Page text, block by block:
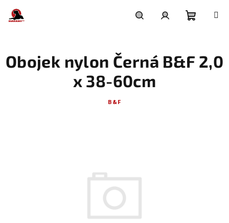
obsah
košík
Obojek nylon Černá B&F 2,0
x 38-60cm
B&F